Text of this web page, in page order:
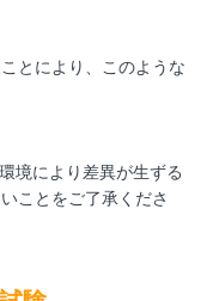
とにより、このような
境により差異が生ずる
ことをご了承くださ